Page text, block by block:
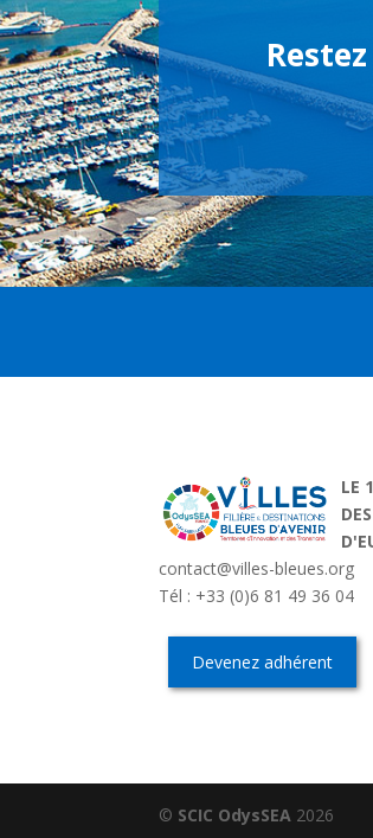
LE
contact@villes-bleues.org
Tél : +33 (0)6 81 49 36 04
Devenez adhérent
© SCIC OdysSEA 2026